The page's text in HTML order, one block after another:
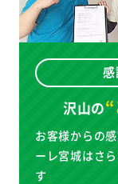
沢山の
お客様からの
ーレ宮城はさ
す